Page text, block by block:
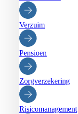
Verzuim
Pensioen
Zorgverzekering
Risicomanagement